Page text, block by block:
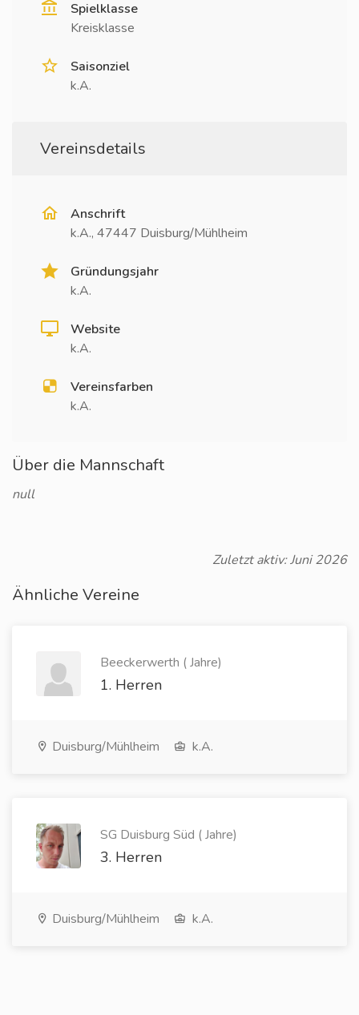
Spielklasse
Kreisklasse
Saisonziel
k.A.
Vereinsdetails
Anschrift
k.A., 47447 Duisburg/Mühlheim
Gründungsjahr
k.A.
Website
k.A.
Vereinsfarben
k.A.
Über die Mannschaft
null
Zuletzt aktiv: Juni 2026
Ähnliche Vereine
Beeckerwerth ( Jahre)
1. Herren
Duisburg/Mühlheim k.A.
SG Duisburg Süd ( Jahre)
3. Herren
Duisburg/Mühlheim k.A.